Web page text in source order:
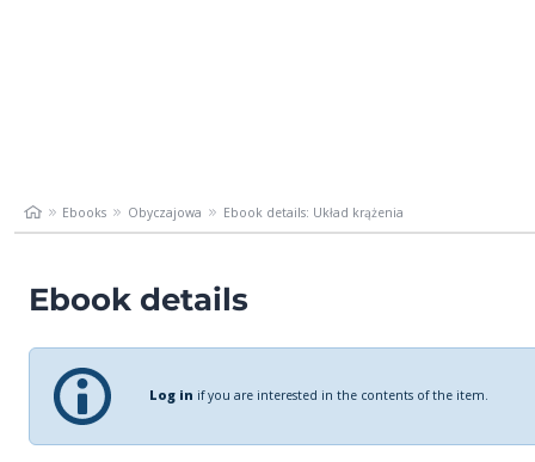
Ebooks Obyczajowa Ebook details: Układ krążenia
Ebook details
Log in if you are interested in the contents of the item.